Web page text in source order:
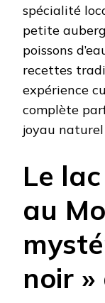
spécialité
petite
poissons
recettes
expérience
complète
joyau
Le
au
noir